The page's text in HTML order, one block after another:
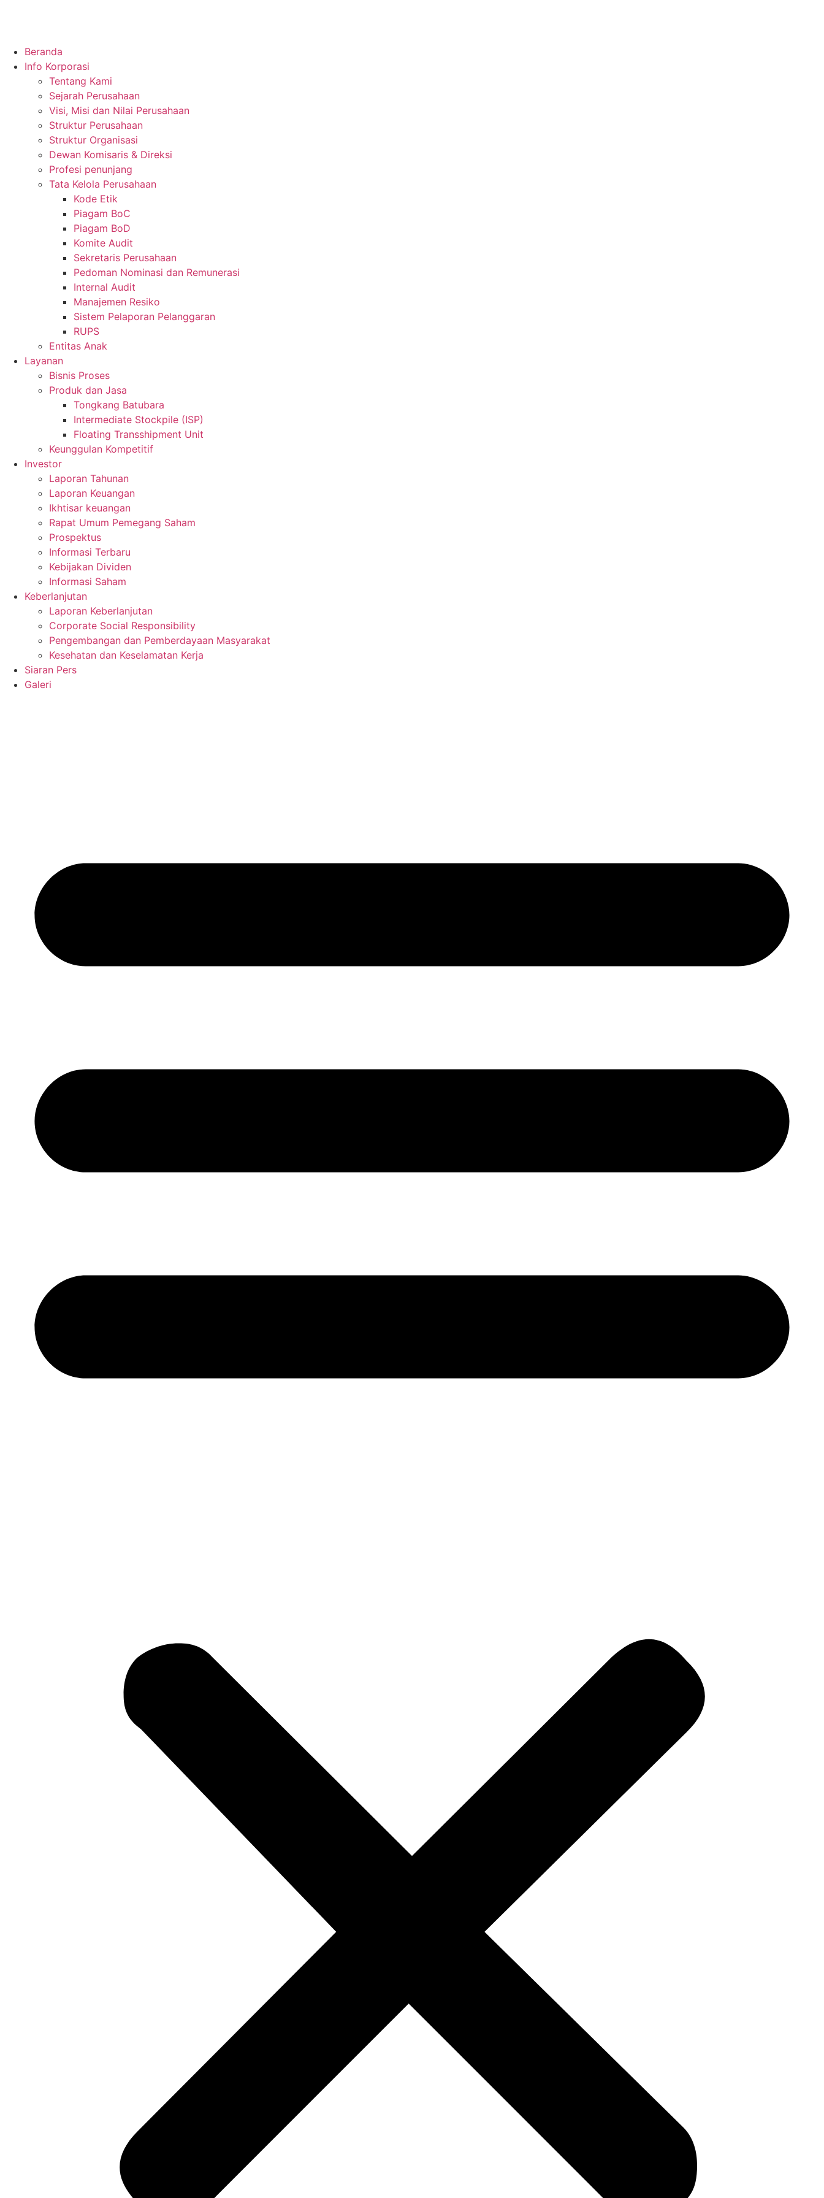
Beranda
Info Korporasi
Tentang Kami
Sejarah Perusahaan
Visi, Misi dan Nilai Perusahaan
Struktur Perusahaan
Struktur Organisasi
Dewan Komisaris & Direksi
Profesi penunjang
Tata Kelola Perusahaan
Kode Etik
Piagam BoC
Piagam BoD
Komite Audit
Sekretaris Perusahaan
Pedoman Nominasi dan Remunerasi
Internal Audit
Manajemen Resiko
Sistem Pelaporan Pelanggaran
RUPS
Entitas Anak
Layanan
Bisnis Proses
Produk dan Jasa
Tongkang Batubara
Intermediate Stockpile (ISP)
Floating Transshipment Unit
Keunggulan Kompetitif
Investor
Laporan Tahunan
Laporan Keuangan
Ikhtisar keuangan
Rapat Umum Pemegang Saham
Prospektus
Informasi Terbaru
Kebijakan Dividen
Informasi Saham
Keberlanjutan
Laporan Keberlanjutan
Corporate Social Responsibility
Pengembangan dan Pemberdayaan Masyarakat
Kesehatan dan Keselamatan Kerja
Siaran Pers
Galeri